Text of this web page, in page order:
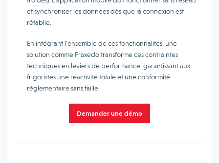
et synchroniser les données dès que la connexion est
rétablie.
En intégrant l’ensemble de ces fonctionnalités, une
solution comme Praxedo transforme ces contraintes
techniques en leviers de performance, garantissant aux
frigoristes une réactivité totale et une conformité
réglementaire sans faille.
Demander une démo